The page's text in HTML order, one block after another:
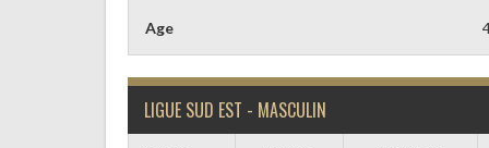
Age
LIGUE SUD EST - MASCULIN